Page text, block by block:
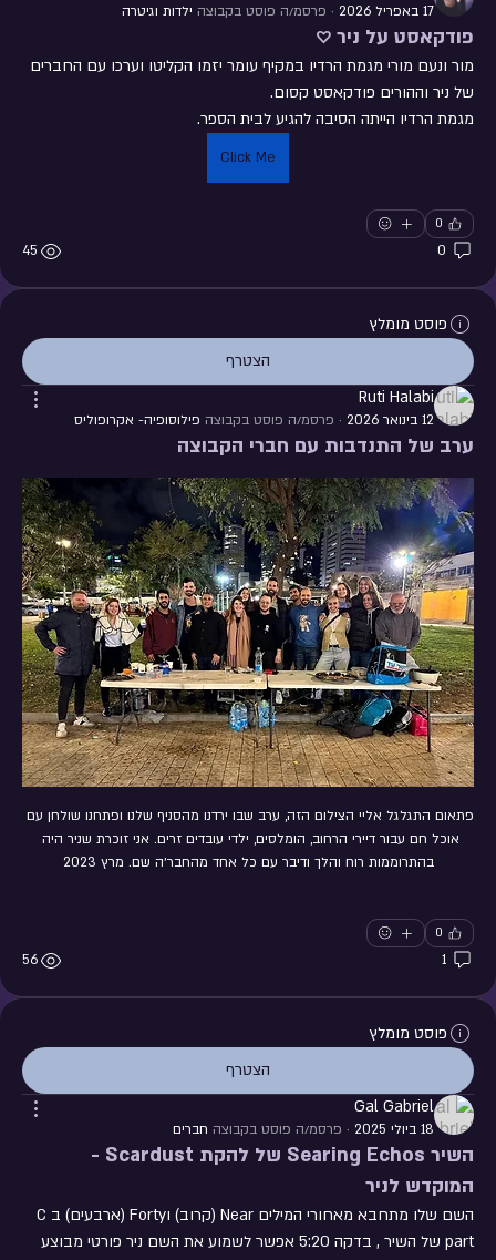
17 באפריל 2026 · פרסמ/ה פוסט בקבוצה ילדות וגיטרה
פודקאסט על ניר ♡
של ניר וההורים פודקאסט קסום.
מגמת הרדיו הייתה הסיבה להגיע לבית הספר.
Click Me
0
0
45
פוסט מומלץ
הצטרף
Ruti Halabi
12 בינואר 2026 · פרסמ/ה פוסט בקבוצה פילוסופיה- אקרופוליס
ערב של התנדבות עם חברי הקבוצה
בהתרוממות רוח והלך ודיבר עם כל אחד מהחבר׳ה שם. מרץ 2023
0
1
56
פוסט מומלץ
הצטרף
Gal Gabriel
18 ביולי 2025 · פרסמ/ה פוסט בקבוצה חברים
השיר Searing Echos של להקת Scardust -
המוקדש לניר
השם שלו מתחבא מאחורי המילים Near (קרוב) וForty (ארבעים) בC